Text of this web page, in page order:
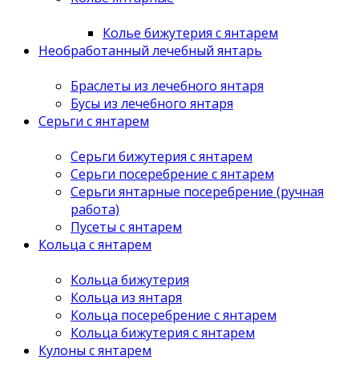
Колье бижутерия с янтарем
Необработанный лечебный янтарь
Браслеты из лечебного янтаря
Бусы из лечебного янтаря
Серьги с янтарем
Серьги бижутерия с янтарем
Серьги посеребрение с янтарем
Серьги янтарные посеребрение (ручная
работа)
Пусеты с янтарем
Кольца с янтарем
Кольца бижутерия
Кольца из янтаря
Кольца посеребрение с янтарем
Кольца бижутерия с янтарем
Кулоны с янтарем